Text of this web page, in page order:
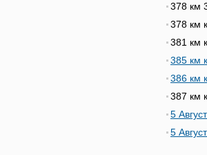
378 км
378 км
381 км
385 км
386 км
387 км
5
5